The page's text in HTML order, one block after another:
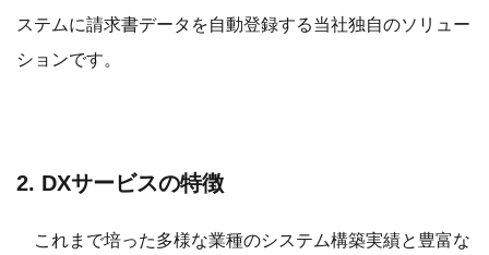
ステムに請求書データを自動登録する当社独自のソリュー
ションです。
2. DXサービスの特徴
これまで培った多様な業種のシステム構築実績と豊富な